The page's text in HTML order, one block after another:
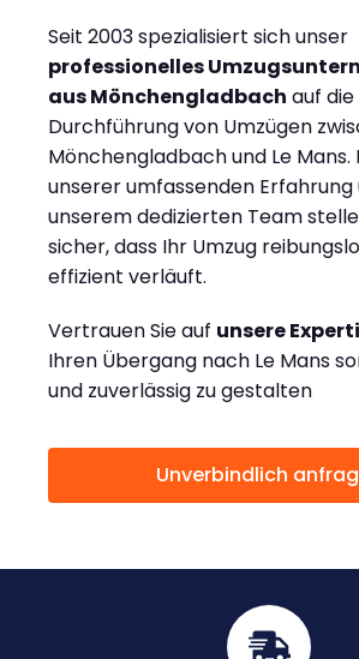
Seit 2003 spezialisiert sich unser
professionelles
aus Mönchengladbach auf die
Durchführung von Umzügen
Mönchengladbach und Le Mans.
unserer umfassenden Erfahrung
unserem dedizierten Team
sicher, dass Ihr Umzug
effizient verläuft.
Vertrauen Sie auf unsere
Ihren Übergang nach Le Mans
und zuverlässig zu gestalten
Unverbindlich